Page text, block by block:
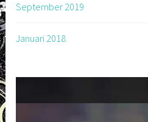
September 2019
Januari 2018